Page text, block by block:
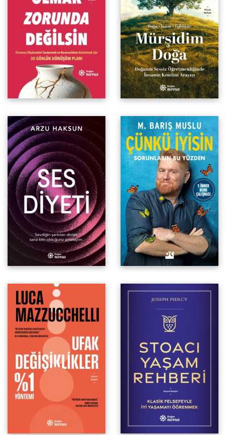
Klasik Felsefeyle İyi Yaşamayı
Öğrenmek